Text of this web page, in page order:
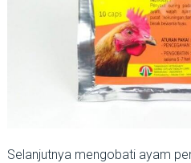
Selanjutnya mengobati ayam